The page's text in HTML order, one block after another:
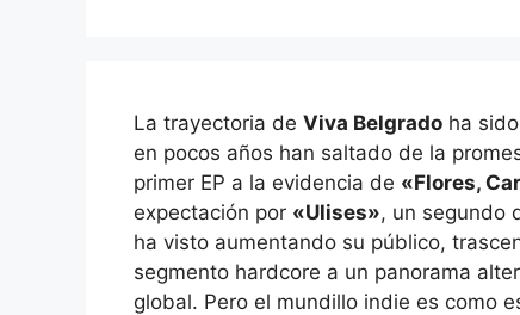
La trayectoria de Viva Belgrado ha
en pocos años han saltado de la
primer EP a la evidencia de «Flores,
expectación por «Ulises», un segundo
ha visto aumentando su público,
segmento hardcore a un panorama
global. Pero el mundillo indie es como